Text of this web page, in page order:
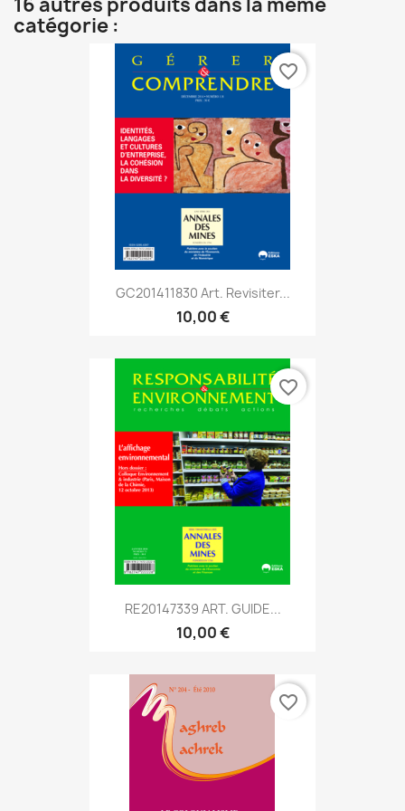
catégorie :
GC201411830 Art. Revisiter...
10,00 €
favorite_border
RE20147339 ART. GUIDE...
10,00 €
favorite_border
favorite_border